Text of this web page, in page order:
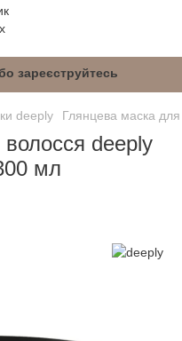
акаунт або
deeply Глянцева маска
deeply
мл